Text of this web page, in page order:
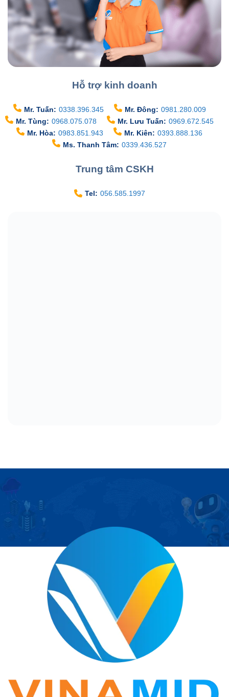
Hỗ trợ kinh doanh
Mr. Tuấn: 0338.396.345 Mr. Đông: 0981.280.009
Mr. Tùng: 0968.075.078 Mr. Lưu Tuấn: 0969.672.545
Mr. Hòa: 0983.851.943 Mr. Kiên: 0393.888.136
Ms. Thanh Tâm: 0339.436.527
Trung tâm CSKH
Tel: 056.585.1997